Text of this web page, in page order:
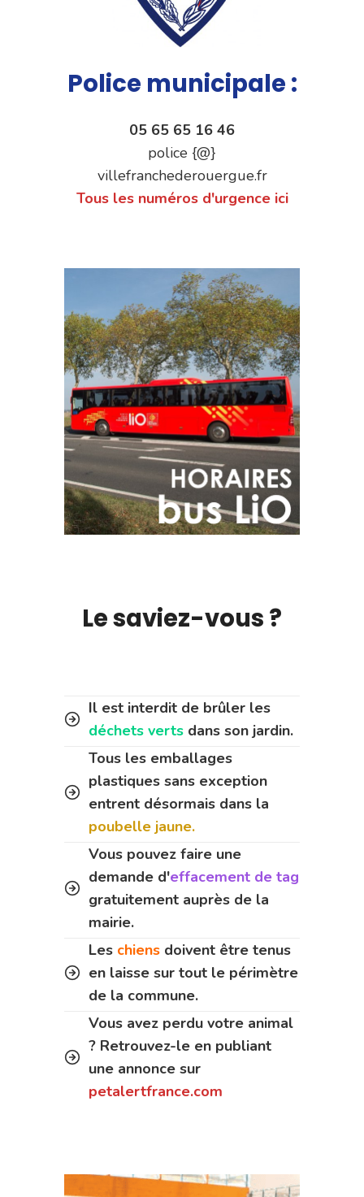
Police municipale :
05 65 65 16 46
police {@}
villefranchederouergue.fr
Tous les numéros d'urgence ici
Le saviez-vous ?
Il est interdit de brûler les
déchets verts dans son jardin.
Tous les emballages
plastiques sans exception
entrent désormais dans la
poubelle jaune.
Vous pouvez faire une
demande d'effacement de tag
gratuitement auprès de la
mairie.
Les chiens doivent être tenus
en laisse sur tout le périmètre
de la commune.
Vous avez perdu votre animal
? Retrouvez-le en publiant
une annonce sur
petalertfrance.com